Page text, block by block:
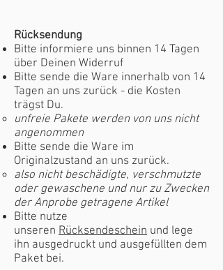
Rücksendung
Bitte informiere uns binnen 14 Tagen
über Deinen Widerruf
Bitte sende die Ware innerhalb von 14
Tagen an uns zurück - die Kosten
trägst Du.
unfreie Pakete werden von uns nicht
angenommen
Bitte sende die Ware im
Originalzustand an uns zurück.
also nicht beschädigte, verschmutzte
oder gewaschene und nur zu Zwecken
der Anprobe getragene Artikel
Bitte nutze
unseren Rücksendeschein und lege
ihn ausgedruckt und ausgefüllten dem
Paket bei.